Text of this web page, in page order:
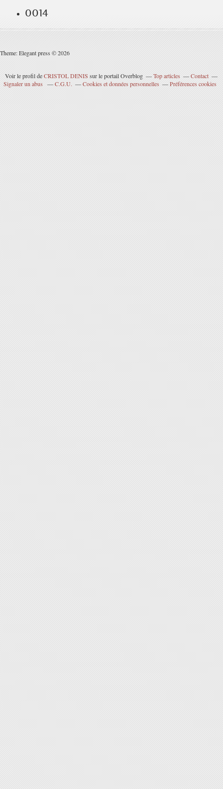
0014
Theme: Elegant press © 2026
Voir le profil deCRISTOL DENIS sur le portail Overblog Top articles
Contact
Signaler un abus
C.G.U. Cookies et données personnelles Préférences cookies